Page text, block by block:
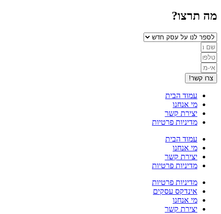
מה תרצו?
צרו קשר!
עמוד הבית
מי אנחנו
יצירת קשר
מדיניות פרטיות
עמוד הבית
מי אנחנו
יצירת קשר
מדיניות פרטיות
מדיניות פרטיות
אינדקס עסקים
מי אנחנו
יצירת קשר